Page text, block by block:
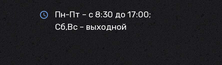
Пн-Пт – с 8:30 до 17:00;
Сб,Вс – выходной